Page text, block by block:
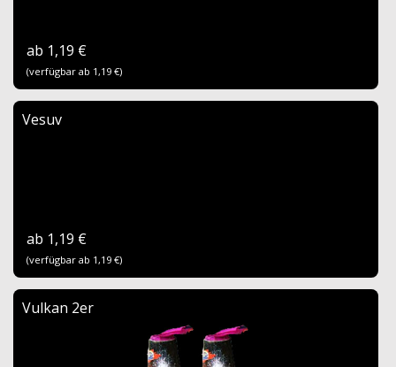
ab 1,19 €
(verfügbar ab 1,19 €)
Vesuv
ab 1,19 €
(verfügbar ab 1,19 €)
Vulkan 2er